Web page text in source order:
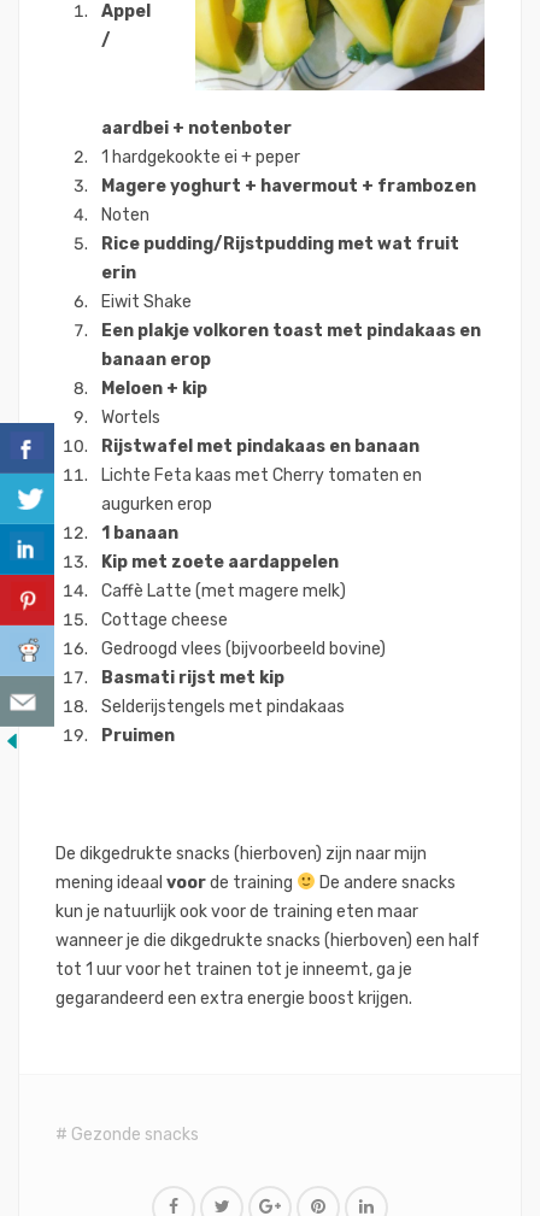
Appel
/
aardbei + notenboter
1 hardgekookte ei + peper
Magere yoghurt + havermout + frambozen
Noten
Rice pudding/Rijstpudding met wat fruit
erin
Eiwit Shake
Een plakje volkoren toast met pindakaas en
banaan erop
Meloen + kip
Wortels
Rijstwafel met pindakaas en banaan
Lichte Feta kaas met Cherry tomaten en
augurken erop
1 banaan
Kip met zoete aardappelen
Caffè Latte (met magere melk)
Cottage cheese
Gedroogd vlees (bijvoorbeeld bovine)
Basmati rijst met kip
Selderijstengels met pindakaas
Pruimen
De dikgedrukte snacks (hierboven) zijn naar mijn
mening ideaal voorde training
De andere snacks
kun je natuurlijk ook voor de training eten maar
wanneer je die dikgedrukte snacks (hierboven) een half
tot 1 uur voor het trainen tot je inneemt, ga je
gegarandeerd een extra energie boost krijgen.
Gezonde snacks